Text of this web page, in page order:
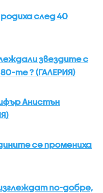
след 40
звездите с
те ? (ГАЛЕРИЯ)
Анистън
се промениха
по-добре,